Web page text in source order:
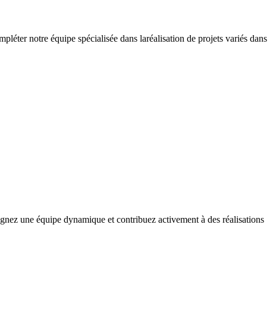
notre équipe spécialisée dans laréalisation de projets variés dans
une équipe dynamique et contribuez activement à des réalisations